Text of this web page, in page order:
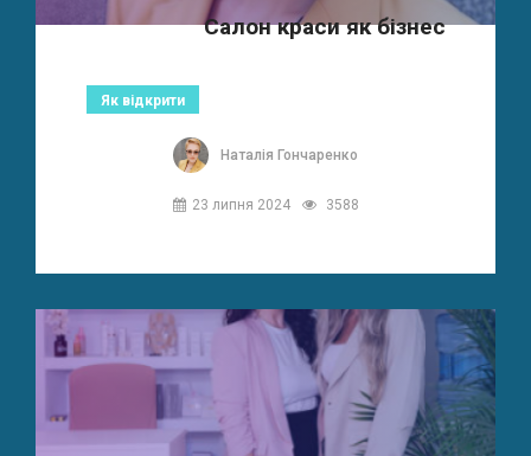
Як відкрити
Салон краси як бізнес
Наталія Гончаренко
23 липня 2024 3588